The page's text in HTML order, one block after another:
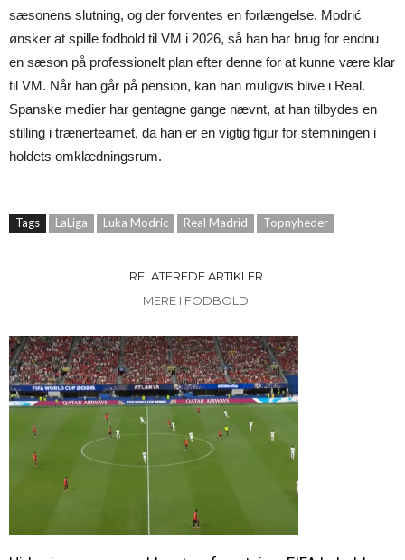
sæsonens slutning, og der forventes en forlængelse. Modrić
ønsker at spille fodbold til VM i 2026, så han har brug for endnu
en sæson på professionelt plan efter denne for at kunne være klar
til VM. Når han går på pension, kan han muligvis blive i Real.
Spanske medier har gentagne gange nævnt, at han tilbydes en
stilling i trænerteamet, da han er en vigtig figur for stemningen i
holdets omklædningsrum.
Tags LaLiga Luka Modric Real Madrid Topnyheder
RELATEREDE ARTIKLER
MERE I FODBOLD